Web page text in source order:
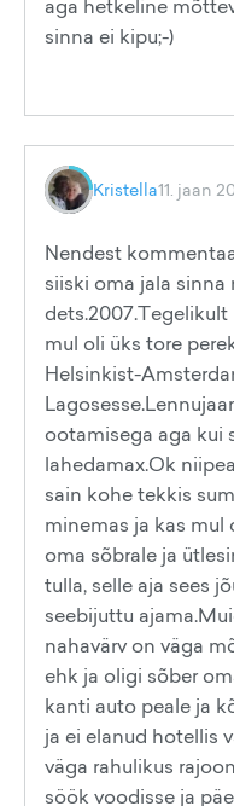
aga hetkeline
sinna ei kipu;-)
Kristella11. jaan
Nendest
siiski oma jala sinna
mul oli üks tore
Helsinkist-
ootamisega aga kui
lahedamax.Ok
sain kohe tekkis
minemas ja kas mul
oma sõbrale ja
tulla, selle aja sees
seebijuttu
nahavärv on väga
ehk ja oligi sõber
kanti auto peale ja
ja ei elanud hotellis
väga rahulikus
söök voodisse ja